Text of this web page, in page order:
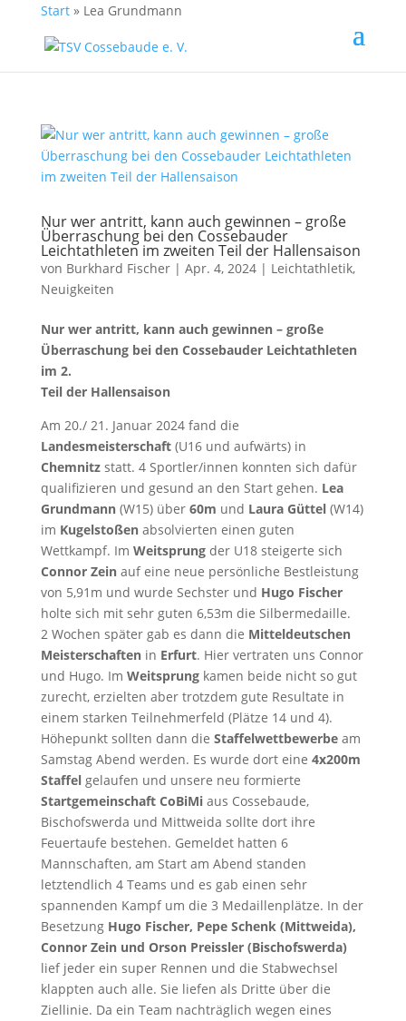
Start» Lea Grundmann
Nur wer antritt, kann auch gewinnen – große
Überraschung bei den Cossebauder
Leichtathleten im zweiten Teil der Hallensaison
von Burkhard Fischer| Apr. 4, 2024 | Leichtathletik,
Neuigkeiten
Nur wer antritt, kann auch gewinnen – große
Überraschung bei den Cossebauder Leichtathleten
im 2.
Teil der Hallensaison
Am 20./ 21. Januar 2024 fand die
Landesmeisterschaft(U16 und aufwärts) in
Chemnitzstatt. 4 Sportler/innen konnten sich dafür
qualifizieren und gesund an den Start gehen. Lea
Grundmann(W15) über 60m und Laura Güttel(W14)
im Kugelstoßenabsolvierten einen guten
Wettkampf. Im Weitsprungder U18 steigerte sich
Connor Zeinauf eine neue persönliche Bestleistung
von 5,91m und wurde Sechster und Hugo Fischer
holte sich mit sehr guten 6,53m die Silbermedaille.
2 Wochen später gab es dann die Mitteldeutschen
Meisterschaftenin Erfurt. Hier vertraten uns Connor
und Hugo. Im Weitsprungkamen beide nicht so gut
zurecht, erzielten aber trotzdem gute Resultate in
einem starken Teilnehmerfeld (Plätze 14 und 4).
Höhepunkt sollten dann die Staffelwettbewerbeam
Samstag Abend werden. Es wurde dort eine 4x200m
Staffelgelaufen und unsere neu formierte
Startgemeinschaft CoBiMiaus Cossebaude,
Bischofswerda und Mittweida sollte dort ihre
Feuertaufe bestehen. Gemeldet hatten 6
Mannschaften, am Start am Abend standen
letztendlich 4 Teams und es gab einen sehr
spannenden Kampf um die 3 Medaillenplätze. In der
Besetzung Hugo Fischer, Pepe Schenk (Mittweida),
Connor Zein und Orson Preissler (Bischofswerda)
lief jeder ein super Rennen und die Stabwechsel
klappten auch alle. Sie liefen als Dritte über die
Ziellinie. Da ein Team nachträglich wegen eines